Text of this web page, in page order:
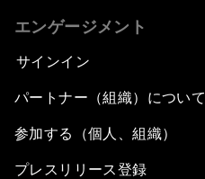
エンゲージメント
サインイン
パートナー（組織）について
参加する（個人、組織）
プレスリリース登録